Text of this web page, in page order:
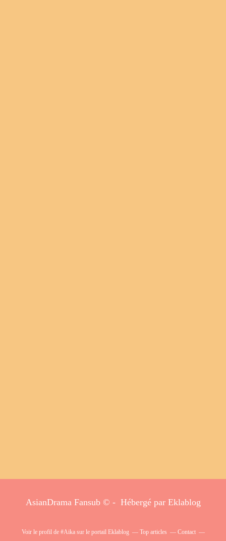
AsianDrama Fansub © - Hébergé par Eklablog
Voir le profil de #Aikasur le portail Eklablog Top articles
Contact